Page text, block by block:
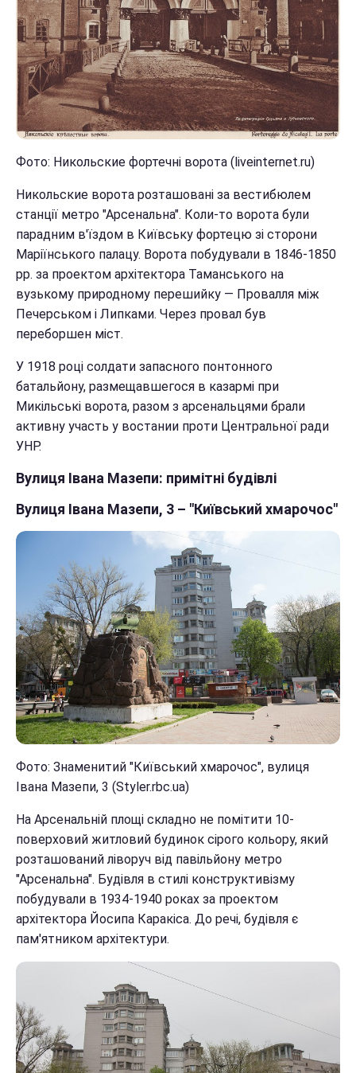
Фото: Никольские фортечні ворота (liveinternet.ru)
Никольские ворота розташовані за вестибюлем
станції метро "Арсенальна". Коли-то ворота були
парадним в'їздом в Київську фортецю зі сторони
Маріїнського палацу. Ворота побудували в 1846-1850
рр. за проектом архітектора Таманського на
вузькому природному перешийку — Провалля між
Печерськом і Липками. Через провал був
переборшен міст.
У 1918 році солдати запасного понтонного
батальйону, размещавшегося в казармі при
Микільські ворота, разом з арсенальцями брали
активну участь у востании проти Центральної ради
УНР.
Вулиця Івана Мазепи: примітні будівлі
Вулиця Івана Мазепи, 3 – "Київський хмарочос"
Фото: Знаменитий "Київський хмарочос", вулиця
Івана Мазепи, 3 (Styler.rbc.ua)
На Арсенальній площі складно не помітити 10-
поверховий житловий будинок сірого кольору, який
розташований ліворуч від павільйону метро
"Арсенальна". Будівля в стилі конструктивізму
побудували в 1934-1940 роках за проектом
архітектора Йосипа Каракіса. До речі, будівля є
пам'ятником архітектури.